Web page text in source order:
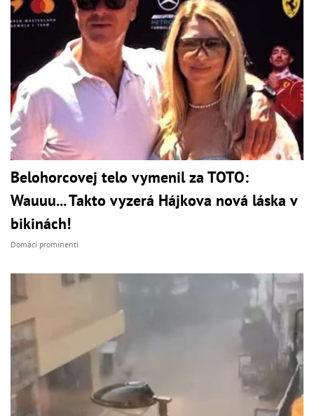
Belohorcovej telo vymenil za TOTO:
Wauuu... Takto vyzerá Hájkova nová láska v
bikinách!
Domáci prominenti